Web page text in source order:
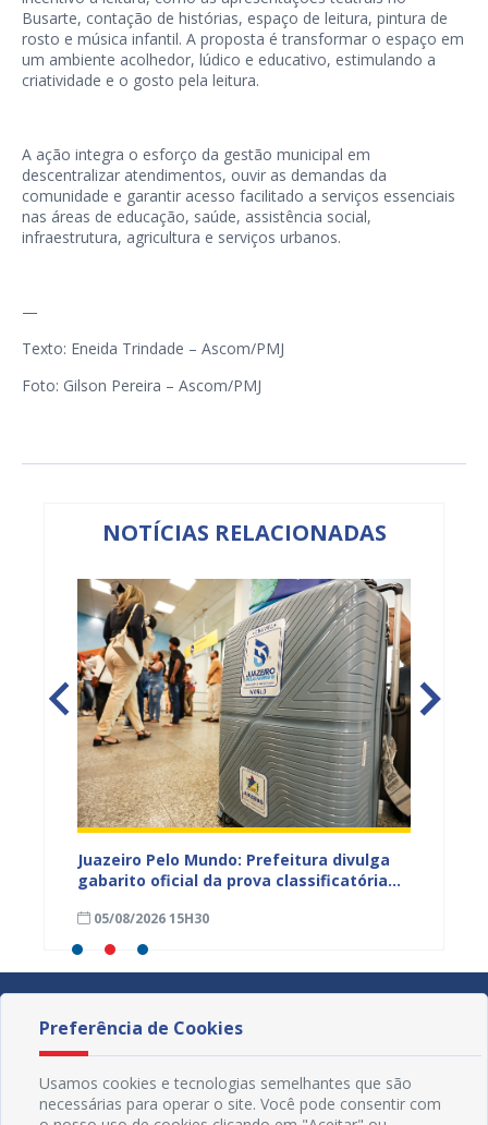
Busarte, contação de histórias, espaço de leitura, pintura de
rosto e música infantil. A proposta é transformar o espaço em
um ambiente acolhedor, lúdico e educativo, estimulando a
criatividade e o gosto pela leitura.
A ação integra o esforço da gestão municipal em
descentralizar atendimentos, ouvir as demandas da
comunidade e garantir acesso facilitado a serviços essenciais
nas áreas de educação, saúde, assistência social,
infraestrutura, agricultura e serviços urbanos.
—
Texto: Eneida Trindade – Ascom/PMJ
Foto: Gilson Pereira – Ascom/PMJ
NOTÍCIAS RELACIONADAS
Juazeiro Pelo Mundo: Prefeitura divulga
gabarito oficial da prova classificatória
05/08/2026 15H30
Preferência de Cookies
Usamos cookies e tecnologias semelhantes que são
necessárias para operar o site. Você pode consentir com